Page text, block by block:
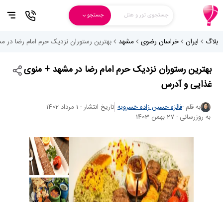
جستجوی تور و هتل جستجو
بلاگ ایران خراسان رضوی مشهد بهترین رستوران نزدیک حرم امام رضا
بهترین رستوران نزدیک حرم امام رضا در مشهد + منوی
غذایی و آدرس
به قلم :فائزه حسین زاده خسرویه تاریخ انتشار : 1 مرداد 1402
به روزرسانی : 27 بهمن 1403